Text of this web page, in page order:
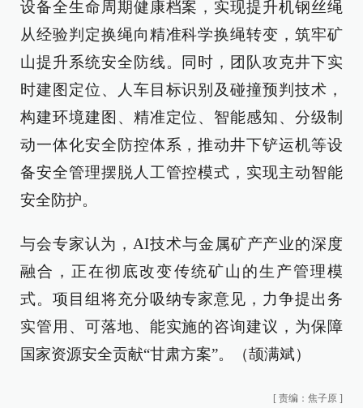
设备全生命周期健康档案，实现提升机钢丝绳
从经验判定换绳向精准科学换绳转变，筑牢矿
山提升系统安全防线。同时，团队攻克井下实
时建图定位、人车目标识别及碰撞预判技术，
构建环境建图、精准定位、智能感知、分级制
动一体化安全防控体系，推动井下铲运机等设
备安全管理摆脱人工管控模式，实现主动智能
安全防护。
与会专家认为，AI技术与金属矿产产业的深度
融合，正在彻底改变传统矿山的生产管理模
式。项目组将充分吸纳专家意见，力争提出务
实管用、可落地、能实施的咨询建议，为保障
国家资源安全贡献“甘肃方案”。（颉满斌）
[ 责编：焦子原 ]